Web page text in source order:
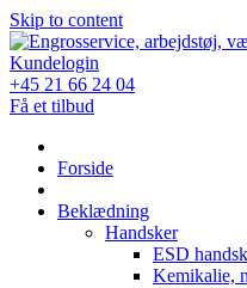
Skip to content
Kundelogin
+45 21 66 24 04
Få et tilbud
Forside
Beklædning
Handsker
ESD
Kemikalie,